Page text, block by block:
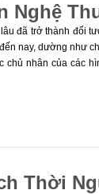
Nghệ
đã trở thành đối
nay, dường như
nhân của các
Thời